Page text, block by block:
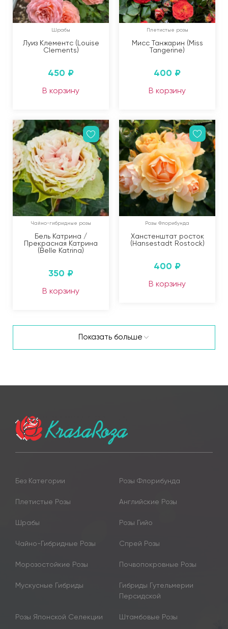
Шрабы
Луиз Клементс (Louise
Clements)
450 ₽
В корзину
Плетистые розы
Мисс Танжарин (Miss
Tangerine)
400 ₽
В корзину
Чайно-гибридные розы
Бель Катрина /
Прекрасная Катрина
(Belle Katrina)
350 ₽
В корзину
Розы Флорибунда
Ханстенштат росток
(Hansestadt Rostock)
400 ₽
В корзину
Показать больше
Без Категории Розы Флорибунда
Плетистые Розы Английские Розы
Шрабы Розы Гийо
Чайно-Гибридные Розы Спрей Розы
Морозостойкие Розы Почвопокровные Розы
Мускусные Гибриды
Гибриды Гутельмерии
Персидской
Розы Японской Селекции Штамбовые Розы